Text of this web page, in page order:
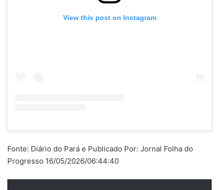
View this post on Instagram
Fonte: Diário do Pará e Publicado Por: Jornal Folha do
Progresso 16/05/2026/06:44:40